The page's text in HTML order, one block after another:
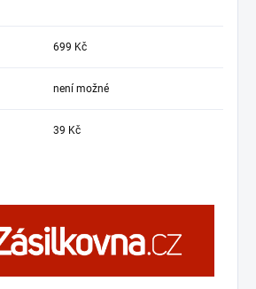
699 Kč
není možné
39 Kč